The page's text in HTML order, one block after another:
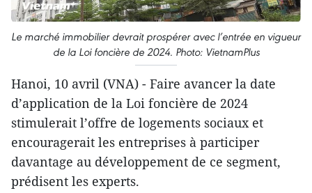
Le marché immobilier devrait prospérer avec l’entrée en vigueur
de la Loi foncière de 2024. Photo: VietnamPlus
Hanoi, 10 avril (VNA) - Faire avancer la date
d’application de la Loi foncière de 2024
stimulerait l’offre de logements sociaux et
encouragerait les entreprises à participer
davantage au développement de ce segment,
prédisent les experts.